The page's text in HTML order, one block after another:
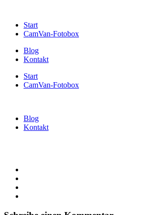
Start
CamVan-Fotobox
Blog
Kontakt
Start
CamVan-Fotobox
Blog
Kontakt